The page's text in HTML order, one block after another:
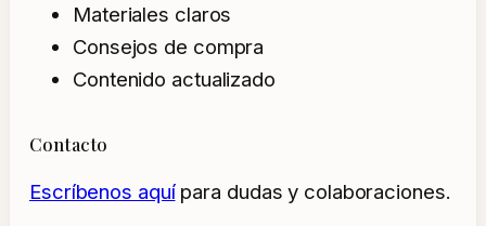
Materiales claros
Consejos de compra
Contenido actualizado
Contacto
Escríbenos aquípara dudas y colaboraciones.